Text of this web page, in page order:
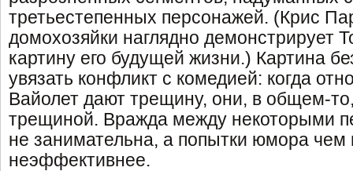
третьестепенных персонажей. (Крис
домохозяйки наглядно демонстрирует
картину его будущей жизни.) Картина
увязать конфликт с комедией: когда
Вайолет дают трещину, они, в общем-
трещиной. Вражда между некоторыми
не занимательна, а попытки юмора чем
неэффективнее.